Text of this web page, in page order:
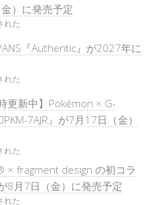
）に発売予定
れた
『Authentic』が2027年に
れた
更新中】Pokémon × G-
7AJR』が7月17日（金）
れた
fragment design の初コラ
8月7日（金）に発売予定
れた